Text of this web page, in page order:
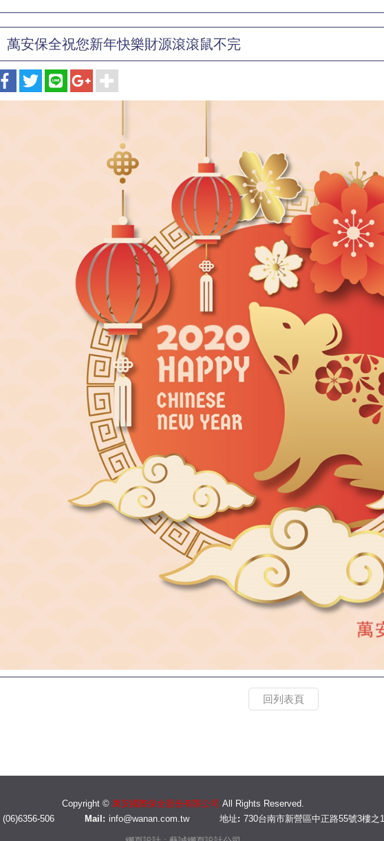
萬安保全祝您新年快樂財源滾滾鼠不完
回列表頁
Copyright © 萬安國際保全股份有限公司 All Rights Reserved.
(06)6356-506 Mail: info@wanan.com.tw 地址: 730台南市新營區中正路55號3樓之1